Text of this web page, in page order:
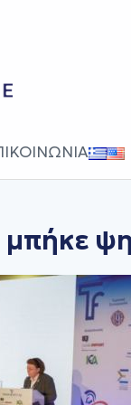
μπήκε